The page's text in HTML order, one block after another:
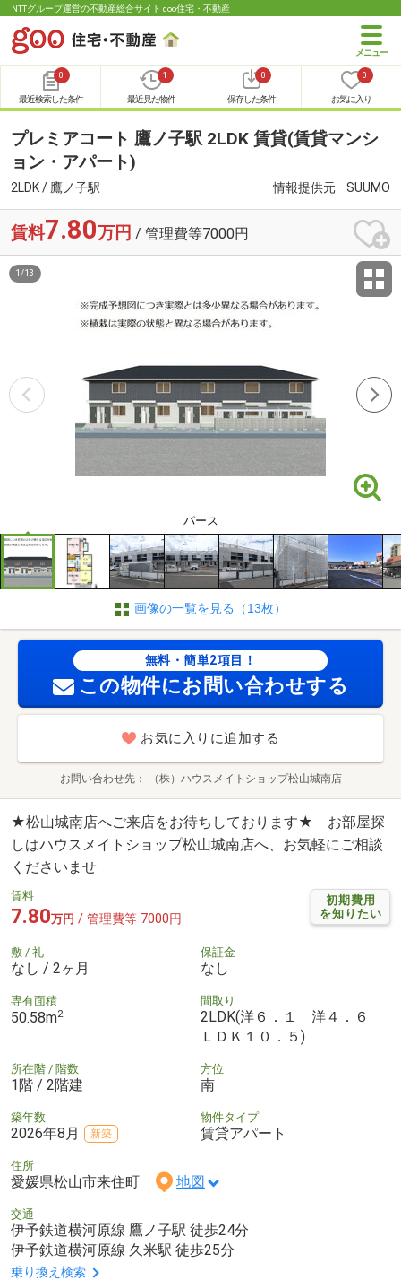
NTTグループ運営の不動産総合サイト goo住宅・不動産
0
最近検索した条件
1
最近見た物件
0
保存した条件
0
お気に入り
プレミアコート 鷹ノ子駅 2LDK 賃貸(賃貸マンシ
ョン・アパート)
2LDK / 鷹ノ子駅 情報提供元 SUUMO
賃料7.80万円 / 管理費等7000円
パース
1 /13
画像の一覧を見る（13枚）
無料・簡単2項目！
この物件にお問い合わせする
お気に入りに追加する
お問い合わせ先 （株）ハウスメイトショップ松山城南店
★松山城南店へご来店をお待ちしております★ お部屋探
しはハウスメイトショップ松山城南店へ、お気軽にご相談
くださいませ
初期費用
を知りたい
賃料
7.80万円 / 管理費等 7000円
敷 / 礼
なし / 2ヶ月
保証金
なし
専有面積
50.58m2
間取り
2LDK(洋６．１ 洋４．６
ＬＤＫ１０．５)
所在階 / 階数
1階 / 2階建
方位
南
築年数
2026年8月 新築
物件タイプ
賃貸アパート
住所
愛媛県松山市来住町 地図
交通
伊予鉄道横河原線 鷹ノ子駅 徒歩24分
伊予鉄道横河原線 久米駅 徒歩25分
乗り換え検索